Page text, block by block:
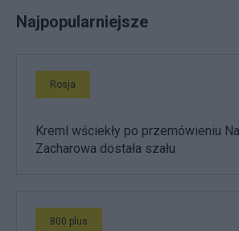
Najpopularniejsze
Rosja
Kreml wściekły po przemówieniu
Zacharowa dostała szału
800 plus